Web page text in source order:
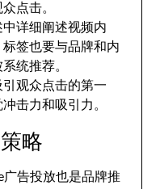
点击。
详细阐述视频内
签也要与品牌和内
统推荐。
观众点击的第一
击力和吸引力。
略
广告投放也是品牌推